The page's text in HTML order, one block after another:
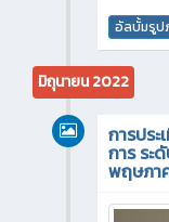
อัลบั้มรูป
มิถุนายน 2022
การปร
การ ระ
พฤษภา